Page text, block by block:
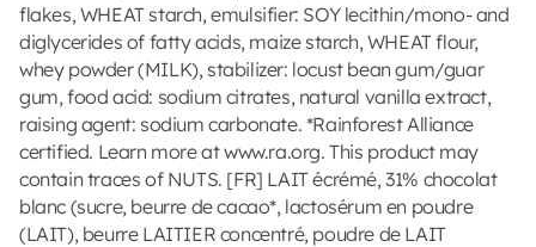
flakes, WHEAT starch, emulsifier: SOY lecithin/mono- and
diglycerides of fatty acids, maize starch, WHEAT flour,
whey powder (MILK), stabilizer: locust bean gum/guar
gum, food acid: sodium citrates, natural vanilla extract,
raising agent: sodium carbonate. *Rainforest Alliance
certified. Learn more at www.ra.org. This product may
contain traces of NUTS. [FR] LAIT écrémé, 31% chocolat
blanc (sucre, beurre de cacao*, lactosérum en poudre
(LAIT), beurre LAITIER concentré, poudre de LAIT